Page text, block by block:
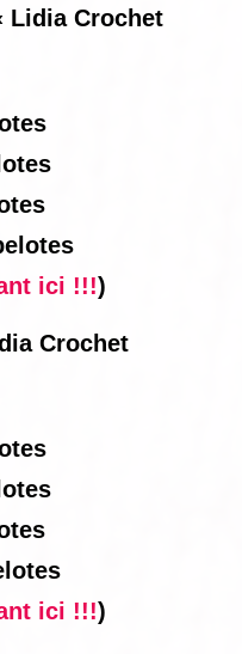
Lidia Crochet
ici !!!)
Crochet
ici !!!)